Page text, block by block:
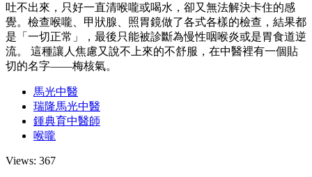
吐不出來，只好一直清喉嚨或喝水，卻又無法解決卡住的感
覺。檢查喉嚨、甲狀腺、照胃鏡做了各式各樣的檢查，結果都
是「一切正常」，最後只能被診斷為慢性咽喉炎或是胃食道逆
流。 這種讓人焦慮又說不上來的不舒服，在中醫裡有一個貼
切的名字——梅核氣。
馬光中醫
瑞隆馬光中醫
鍾典育中醫師
喉嚨
Views: 367